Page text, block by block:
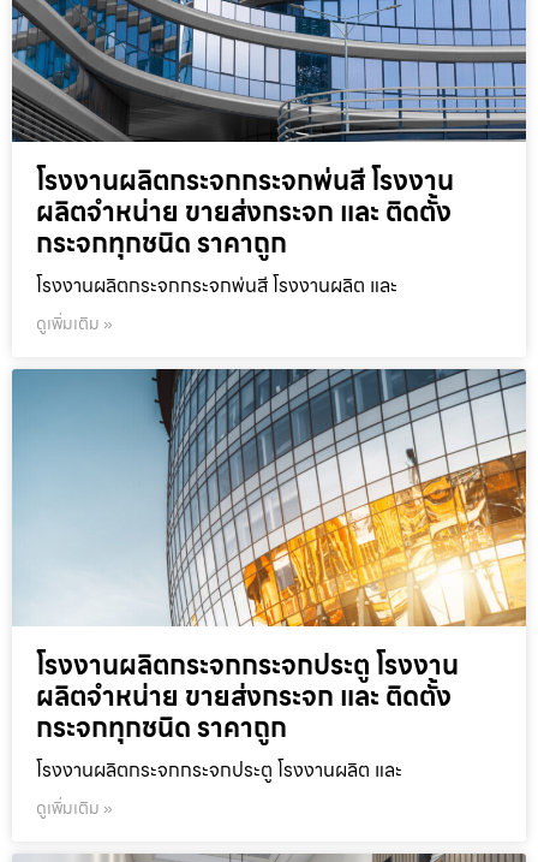
โรงงานผลิตกระจกกระจกพ่นสี โรงงาน
ผลิตจำหน่าย ขายส่งกระจก และ ติดตั้ง
กระจกทุกชนิด ราคาถูก
โรงงานผลิตกระจกกระจกพ่นสี โรงงานผลิต และ
ดูเพิ่มเติม »
โรงงานผลิตกระจกกระจกประตู โรงงาน
ผลิตจำหน่าย ขายส่งกระจก และ ติดตั้ง
กระจกทุกชนิด ราคาถูก
โรงงานผลิตกระจกกระจกประตู โรงงานผลิต และ
ดูเพิ่มเติม »